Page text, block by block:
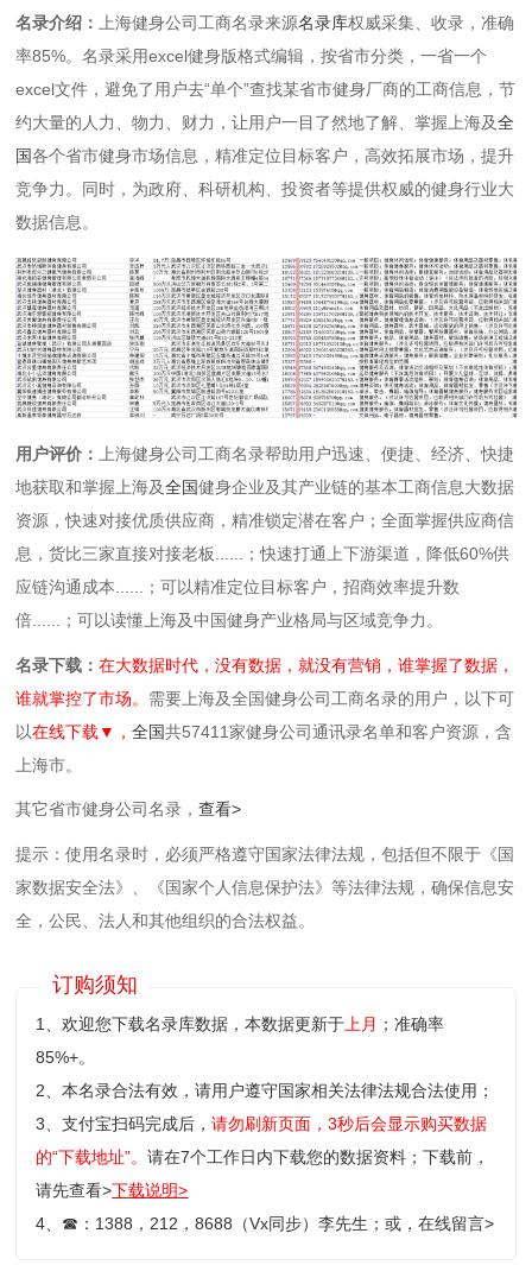
名录介绍： 上海健身公司工商名录来源名录库权威采集、收录，准确
率85%。名录采用excel健身版格式编辑，按省市分类，一省一个
excel文件，避免了用户去“单个”查找某省市健身厂商的工商信息，节
约大量的人力、物力、财力，让用户一目了然地了解、掌握上海及全
国各个省市健身市场信息，精准定位目标客户，高效拓展市场，提升
竞争力。同时，为政府、科研机构、投资者等提供权威的健身行业大
数据信息。
用户评价：
上海健身公司工商名录帮助用户迅速、便捷、经济、快捷
地获取和掌握上海及全国健身企业及其产业链的基本工商信息大数据
资源，快速对接优质供应商，精准锁定潜在客户；全面掌握供应商信
息，货比三家直接对接老板......；快速打通上下游渠道，降低60%供
应链沟通成本......；可以精准定位目标客户，招商效率提升数
倍......；可以读懂上海及中国健身产业格局与区域竞争力。
名录下载：在大数据时代，没有数据，就没有营销，谁掌握了数据，
谁就掌控了市场。 需要上海及全国健身公司工商名录的用户，以下可
以在线下载▼，全国共57411家健身公司通讯录名单和客户资源，含
上海市。
其它省市健身公司名录，查看>
提示：使用名录时，必须严格遵守国家法律法规，包括但不限于《国
家数据安全法》、《国家个人信息保护法》等‌法律法规，确保信息安
全，公民、法人和其他组织的合法权益。
订购须知
1、欢迎您下载名录库数据，本数据更新于 上月 ；准确率
85%+。
2、本名录合法有效，请用户遵守国家相关法律法规合法使用；
3、支付宝扫码完成后，请勿刷新页面，3秒后会显示购买数据
的“下载地址”。请在7个工作日内下载您的数据资料；下载前，
请先查看>下载说明>
4、 ☎ ：1388，212，8688（Vx同步）李先生；或，在线留言>